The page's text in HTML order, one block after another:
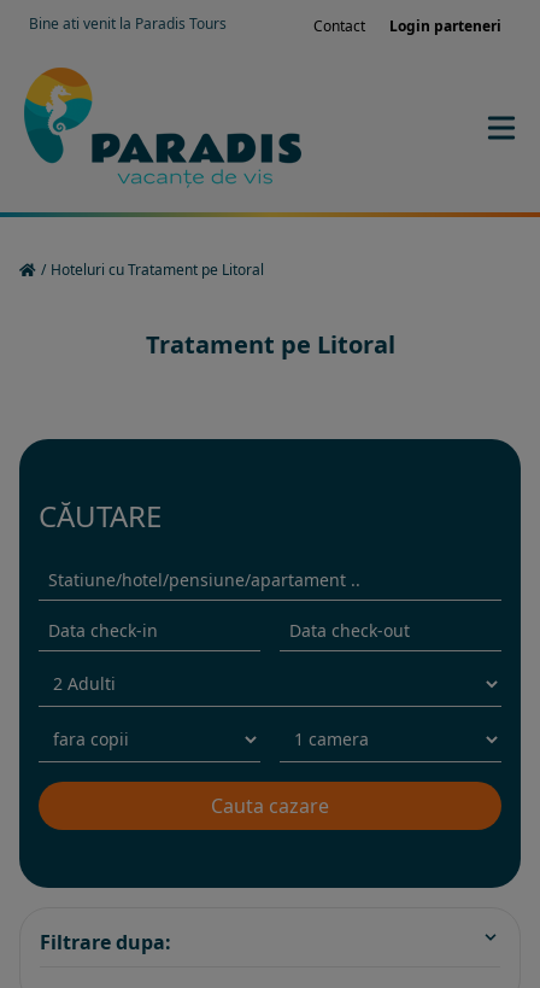
Bine ati venit la Paradis Tours Contact Login parteneri
/ Hoteluri cu Tratament pe Litoral
Tratament pe Litoral
CĂUTARE
Filtrare dupa: